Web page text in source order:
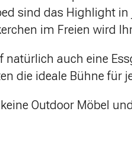
sind das Highlight
im Freien wird
natürlich auch eine
die ideale Bühne für
Outdoor Möbel